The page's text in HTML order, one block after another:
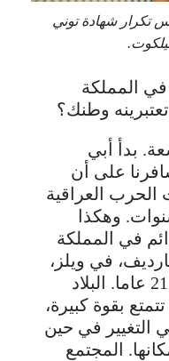
تكرار شهادة توني
المملكة
وطنك؟
بدأ أبي
على أن
العراقية
وهكذا
في المملكة
في ويلز،
حيث درست وعشت لمدة 21 عاما. البلاد
بقوة كبيرة،
التغيير في حين
المجتمع